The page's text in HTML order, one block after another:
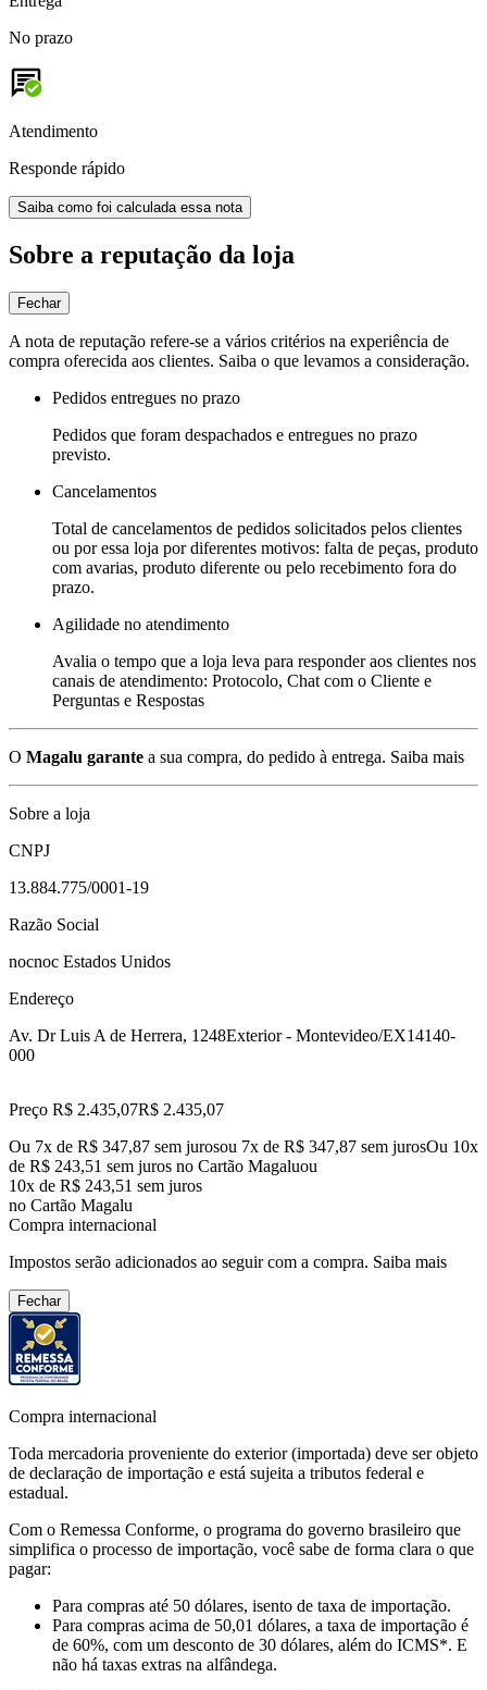
No prazo
Atendimento
Responde rápido
Saiba como foi calculada essa nota
Sobre a reputação da loja
Fechar
A nota de reputação refere-se a vários critérios na experiência de
compra oferecida aos clientes. Saiba o que levamos a consideração.
Pedidos entregues no prazo
Pedidos que foram despachados e entregues no prazo
previsto.
Cancelamentos
Total de cancelamentos de pedidos solicitados pelos clientes
ou por essa loja por diferentes motivos: falta de peças, produto
com avarias, produto diferente ou pelo recebimento fora do
prazo.
Agilidade no atendimento
Avalia o tempo que a loja leva para responder aos clientes nos
canais de atendimento: Protocolo, Chat com o Cliente e
Perguntas e Respostas
O Magalu garante a sua compra, do pedido à entrega. Saiba mais
Sobre a loja
CNPJ
13.884.775/0001-19
Razão Social
nocnoc Estados Unidos
Endereço
Av. Dr Luis A de Herrera, 1248Exterior - Montevideo/EX14140-
000
Preço R$ 2.435,07R$ 2.435,07
Ou 7x de R$ 347,87 sem jurosou 7x de R$ 347,87 sem jurosOu 10x
de R$ 243,51 sem juros no Cartão Magaluou
10x de R$ 243,51 sem juros
no Cartão Magalu
Compra internacional
Impostos serão adicionados ao seguir com a compra. Saiba mais
Fechar
Compra internacional
Toda mercadoria proveniente do exterior (importada) deve ser objeto
de declaração de importação e está sujeita a tributos federal e
estadual.
Com o Remessa Conforme, o programa do governo brasileiro que
simplifica o processo de importação, você sabe de forma clara o que
pagar:
Para compras até 50 dólares, isento de taxa de importação.
Para compras acima de 50,01 dólares, a taxa de importação é
de 60%, com um desconto de 30 dólares, além do ICMS*. E
não há taxas extras na alfândega.